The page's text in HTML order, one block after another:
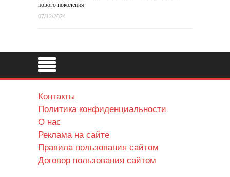
нового поколения
07/12/2024
Контакты
Политика конфиденциальности
О нас
Реклама на сайте
Правила пользования сайтом
Договор пользования сайтом